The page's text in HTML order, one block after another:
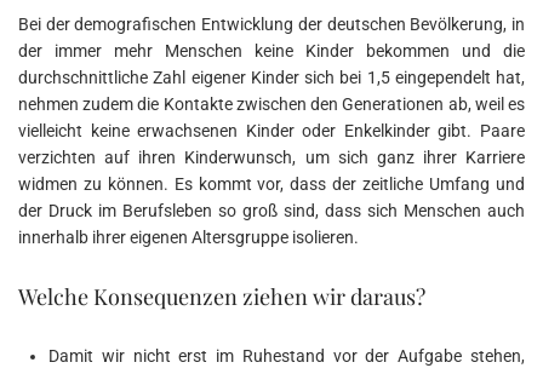
Bei der demografischen Entwicklung der deutschen Bevölkerung, in
der immer mehr Menschen keine Kinder bekommen und die
durchschnittliche Zahl eigener Kinder sich bei 1,5 eingependelt hat,
nehmen zudem die Kontakte zwischen den Generationen ab, weil es
vielleicht keine erwachsenen Kinder oder Enkelkinder gibt. Paare
verzichten auf ihren Kinderwunsch, um sich ganz ihrer Karriere
widmen zu können. Es kommt vor, dass der zeitliche Umfang und
der Druck im Berufsleben so groß sind, dass sich Menschen auch
innerhalb ihrer eigenen Altersgruppe isolieren.
Welche Konsequenzen ziehen wir daraus?
Damit wir nicht erst im Ruhestand vor der Aufgabe stehen,